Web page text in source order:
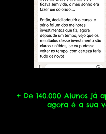
+ De 140.000 Alunos já
agora é a sua